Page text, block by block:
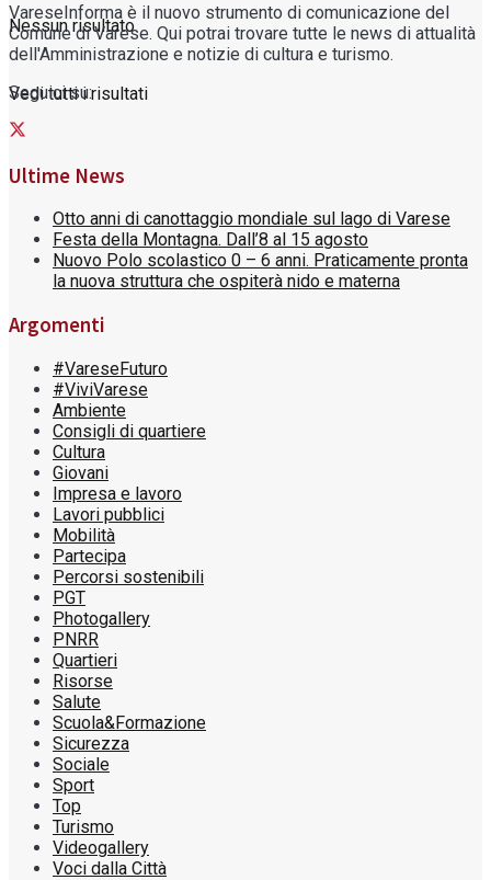
Nessun risultato
Vedi tutti i risultati
VareseInforma è il nuovo strumento di comunicazione del
Comune di Varese. Qui potrai trovare tutte le news di attualità
dell'Amministrazione e notizie di cultura e turismo.
Seguici su:
Ultime News
Otto anni di canottaggio mondiale sul lago di Varese
Festa della Montagna. Dall’8 al 15 agosto
Nuovo Polo scolastico 0 – 6 anni. Praticamente pronta
la nuova struttura che ospiterà nido e materna
Argomenti
#VareseFuturo
#ViviVarese
Ambiente
Consigli di quartiere
Cultura
Giovani
Impresa e lavoro
Lavori pubblici
Mobilità
Partecipa
Percorsi sostenibili
PGT
Photogallery
PNRR
Quartieri
Risorse
Salute
Scuola&Formazione
Sicurezza
Sociale
Sport
Top
Turismo
Videogallery
Voci dalla Città